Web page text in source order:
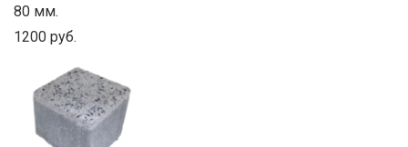
80 мм.
1200 руб.